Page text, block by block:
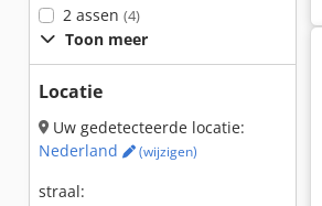
2 assen (4)
Toon meer
Locatie
Uw gedetecteerde locatie:
Nederland
(wijzigen)
straal: